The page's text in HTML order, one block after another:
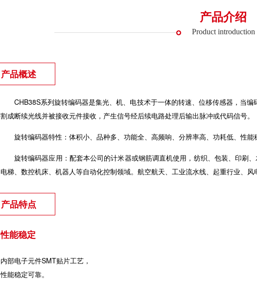
产品介绍
Product introduction
产品概述
CHB38S系列旋转编码器是集光、机、电技术于一体的转速、位移传感器，当
割成断续光线并被接收元件接收，产生信号经后续电路处理后输出脉冲或代码信号。
旋转编码器特性：体积小、品种多、功能全、高频响、分辨率高、功耗低、性能
旋转编码器应用：配套本公司的计米器或钢筋调直机使用，纺织、包装、印刷
电梯、数控机床、机器人等自动化控制领域。航空航天、工业流水线、起重行业、风
产品特点
性能稳定
内部电子元件SMT贴片工艺，
性能稳定可靠。